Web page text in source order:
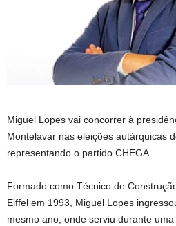
Miguel Lopes vai concorrer à
Montelavar nas eleições autárquicas
representando o partido CHEGA.
Formado como Técnico de
Eiffel em 1993, Miguel Lopes
mesmo ano, onde serviu durante